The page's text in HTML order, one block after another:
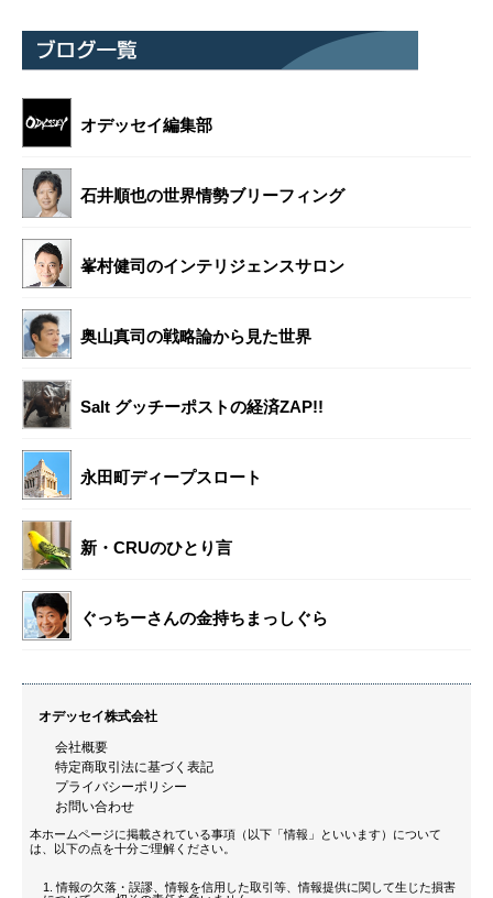
オデッセイ編集部
石井順也の世界情勢ブリーフィング
峯村健司のインテリジェンスサロン
奥山真司の戦略論から見た世界
Salt グッチーポストの経済ZAP!!
永田町ディープスロート
新・CRUのひとり言
ぐっちーさんの金持ちまっしぐら
オデッセイ株式会社
会社概要
特定商取引法に基づく表記
プライバシーポリシー
お問い合わせ
本ホームページに掲載されている事項（以下「情報」といいます）について
は、以下の点を十分ご理解ください。
情報の欠落・誤謬、情報を信用した取引等、情報提供に関して生じた損害